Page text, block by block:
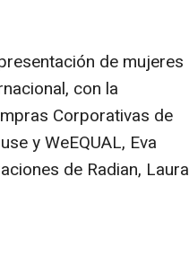
de mujeres
con la
Corporativas de
y WeEQUAL, Eva
de Radian, Laura